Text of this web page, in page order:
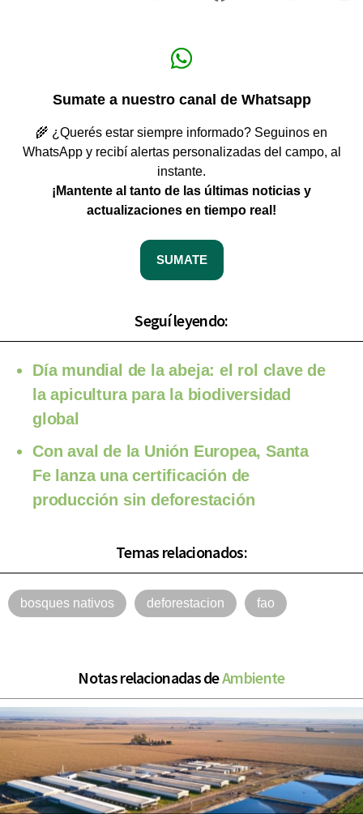
Sumate a nuestro canal de Whatsapp
🌾 ¿Querés estar siempre informado? Seguinos en
WhatsApp y recibí alertas personalizadas del campo, al
instante.
¡Mantente al tanto de las últimas noticias y
actualizaciones en tiempo real!
SUMATE
Seguí leyendo:
Día mundial de la abeja: el rol clave de
la apicultura para la biodiversidad
global
Con aval de la Unión Europea, Santa
Fe lanza una certificación de
producción sin deforestación
Temas relacionados:
bosques nativos deforestacion fao
Notas relacionadas deAmbiente